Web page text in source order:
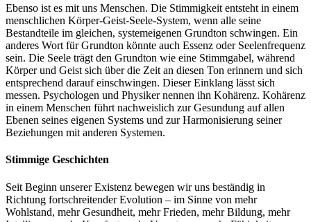
Ebenso ist es mit uns Menschen. Die Stimmigkeit entsteht in einem
menschlichen Körper-Geist-Seele-System, wenn alle seine
Bestandteile im gleichen, systemeigenen Grundton schwingen. Ein
anderes Wort für Grundton könnte auch Essenz oder Seelenfrequenz
sein. Die Seele trägt den Grundton wie eine Stimmgabel, während
Körper und Geist sich über die Zeit an diesen Ton erinnern und sich
entsprechend darauf einschwingen. Dieser Einklang lässt sich
messen. Psychologen und Physiker nennen ihn Kohärenz. Kohärenz
in einem Menschen führt nachweislich zur Gesundung auf allen
Ebenen seines eigenen Systems und zur Harmonisierung seiner
Beziehungen mit anderen Systemen.
Stimmige Geschichten
Seit Beginn unserer Existenz bewegen wir uns beständig in
Richtung fortschreitender Evolution – im Sinne von mehr
Wohlstand, mehr Gesundheit, mehr Frieden, mehr Bildung, mehr